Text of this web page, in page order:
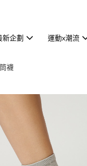
新企劃 運動x潮流
襪